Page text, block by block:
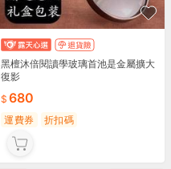
黑檀沐倍閱讀學玻璃首池是金屬擴大
復影
680
運費券 折扣碼